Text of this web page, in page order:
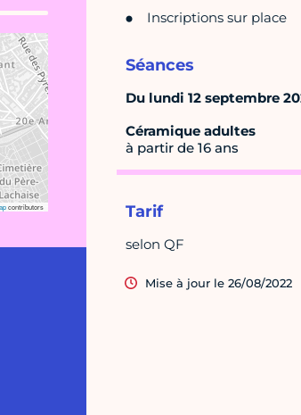
contributors
Inscriptions sur place
Séances
Du lundi 12 septembre
Céramique adultes
à partir de 16 ans
Tarif
selon QF
Mise à jour le 26/08/2022